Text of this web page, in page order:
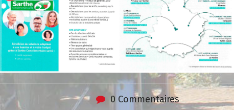
0 Commentaires